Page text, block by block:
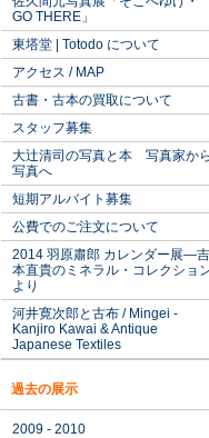
GO THERE」
東塔堂 | Totodo について
アクセス / MAP
古書・古本の買取について
スタッフ募集
大辻清司の写真と本 写真家か
写真へ
短期アルバイト募集
公費でのご注文について
2014 羽原肅郎 カレンダー展―吉
本直貴のミネラル・コレクショ
より
河井寛次郎と古布 / Mingei -
Kanjiro Kawai & Antique
Japanese Textiles
過去の展示
2009 - 2010